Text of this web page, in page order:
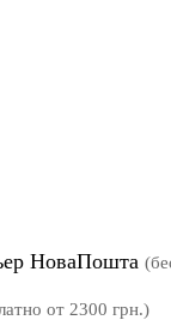
НоваПошта
от 2300 грн.)